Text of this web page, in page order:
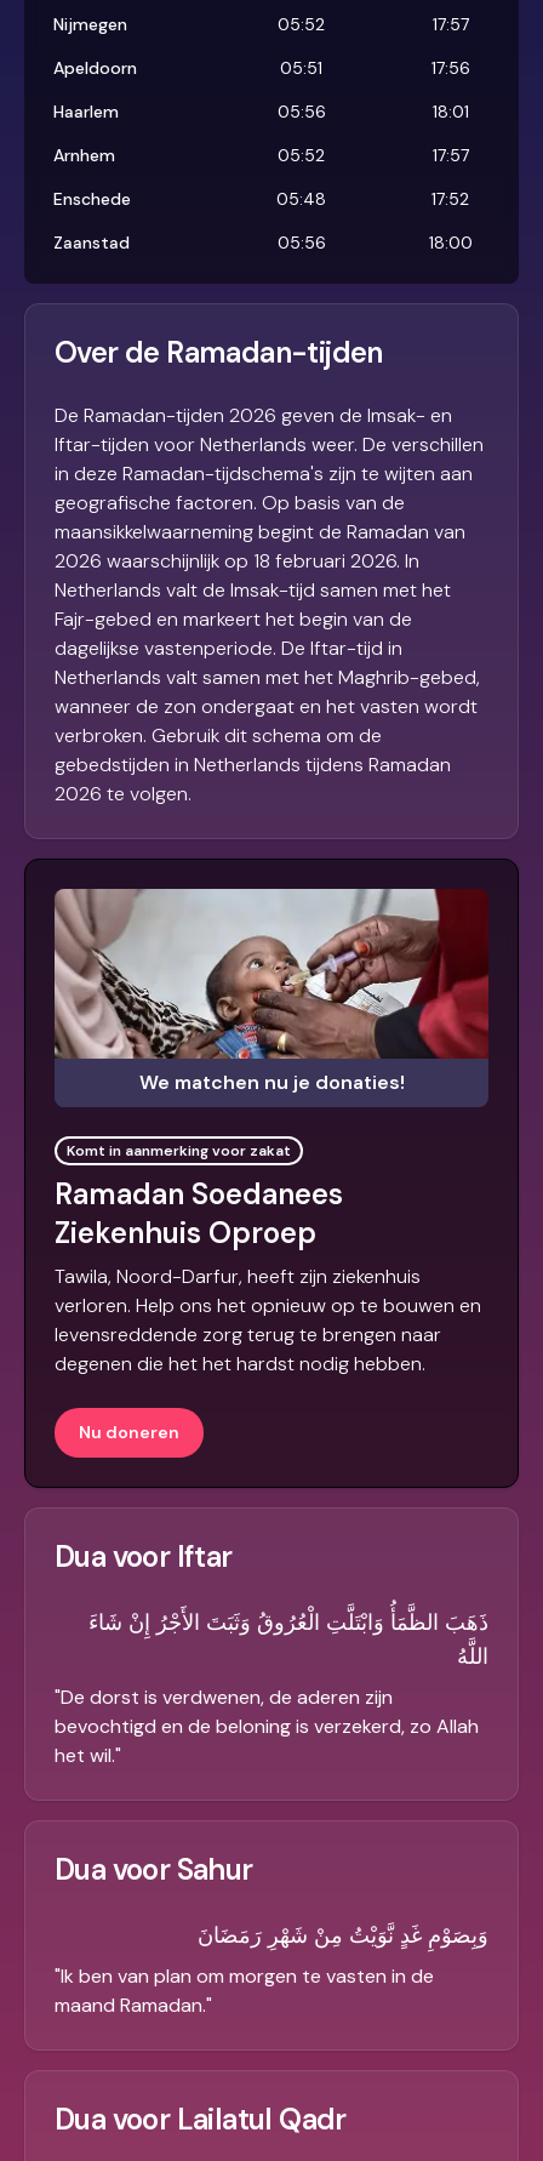
Nijmegen
05:52
17:57
Apeldoorn
05:51
17:56
Haarlem
05:56
18:01
Arnhem
05:52
17:57
Enschede
05:48
17:52
Zaanstad
05:56 18:00
Over de Ramadan-tijden
De Ramadan-tijden 2026 geven de Imsak- en
Iftar-tijden voor Netherlands weer. De verschillen
in deze Ramadan-tijdschema's zijn te wijten aan
geografische factoren. Op basis van de
maansikkelwaarneming begint de Ramadan van
2026 waarschijnlijk op 18 februari 2026. In
Netherlands valt de Imsak-tijd samen met het
Fajr-gebed en markeert het begin van de
dagelijkse vastenperiode. De Iftar-tijd in
Netherlands valt samen met het Maghrib-gebed,
wanneer de zon ondergaat en het vasten wordt
verbroken. Gebruik dit schema om de
gebedstijden in Netherlands tijdens Ramadan
2026 te volgen.
We matchen nu je donaties!
Komt in aanmerking voor zakat
Ramadan Soedanees
Ziekenhuis Oproep
Tawila, Noord-Darfur, heeft zijn ziekenhuis
verloren. Help ons het opnieuw op te bouwen en
levensreddende zorg terug te brengen naar
degenen die het het hardst nodig hebben.
Nu doneren
Dua voor Iftar
ذَهَبَ الظَّمَأُ وَابْتَلَّتِ الْعُرُوقُ وَثَبَتَ الأَجْرُ إِنْ شَاءَ
اللَّهُ
"De dorst is verdwenen, de aderen zijn
bevochtigd en de beloning is verzekerd, zo Allah
het wil."
Dua voor Sahur
وَبِصَوْمِ غَدٍ نَّوَيْتُ مِنْ شَهْرِ رَمَضَانَ
"Ik ben van plan om morgen te vasten in de
maand Ramadan."
Dua voor Lailatul Qadr